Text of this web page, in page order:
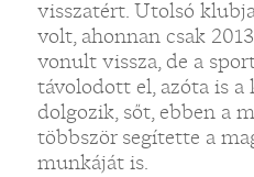
visszatért. Utolsó
volt, ahonnan csak
vonult vissza, de a
távolodott el, azóta is
dolgozik, sőt, ebben a
többször segítette a
munkáját is.